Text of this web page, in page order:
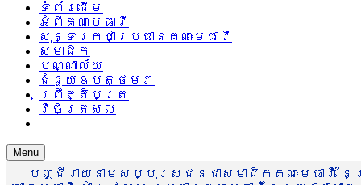
ទំព័រដើម
អំពីគណៈមេធាវី
សុន្ទរកថាប្រធានគណៈមេធាវី
សមាជិក
បណ្ណាល័យ
ជំនួយឧបត្ថម្ភ
ព្រឹត្តិបត្រ
វិចិត្រសាល
Menu
បញ្ជីរាយនាមសប្បុរសជនជាសមាជិកគណៈមេធាវី